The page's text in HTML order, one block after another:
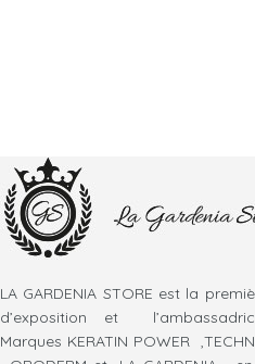
LA GARDENIA STORE est la
d’exposition et
Marques KERATIN POWER